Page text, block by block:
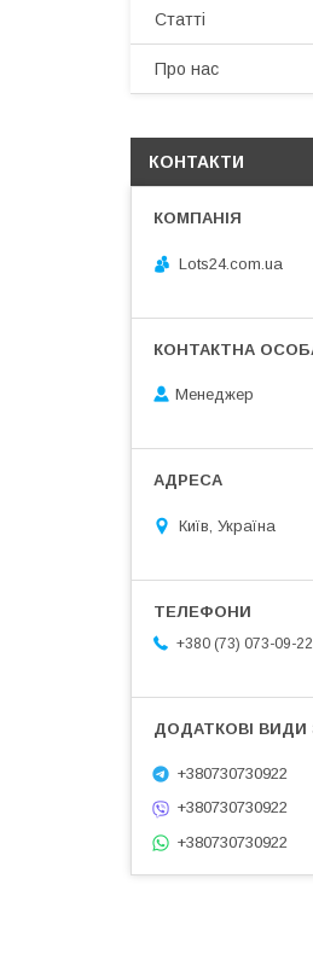
Статті
Про нас
КОНТАКТИ
Lots24.com.ua
Менеджер
Київ, Україна
+380 (73) 073-09-22
+380730730922
+380730730922
+380730730922